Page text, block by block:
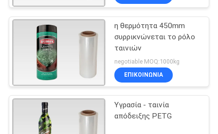
η θερμότητα 450mm
συρρικνώνεται το ρόλο
ταινιών
negotiable MOQ:1000kg
ΕΠΙΚΟΙΝΩΝΙΑ
Υγρασία - ταινία
απόδειξης PETG